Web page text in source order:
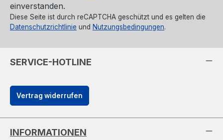
einverstanden.
Diese Seite ist durch reCAPTCHA geschützt und es gelten die
Datenschutzrichtlinie und Nutzungsbedingungen.
SERVICE-HOTLINE
Vertrag widerrufen
INFORMATIONEN